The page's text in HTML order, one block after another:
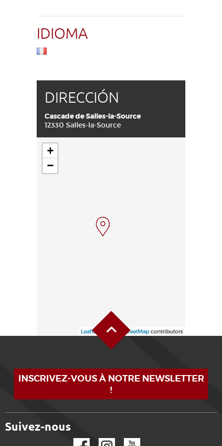
IDIOMA
DIRECCIÓN
Cascade de Salles-la-Source
12330 Salles-la-Source
+
−
Leaflet | ©OpenStreetMap contributors
INSCRIVEZ-VOUS À NOTRE NEWSLETTER
!
Suivez-nous